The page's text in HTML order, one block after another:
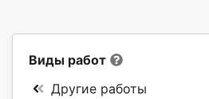
Виды работ
Другие работы